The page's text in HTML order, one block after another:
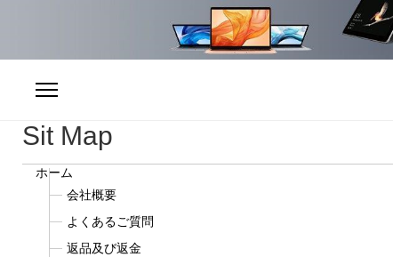
Sit Map
ホーム
会社概要
よくあるご質問
返品及び返金